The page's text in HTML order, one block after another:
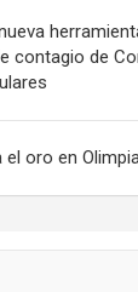
contagio de
el oro en